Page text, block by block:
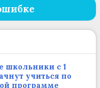
школьники с 1
учиться по
программе